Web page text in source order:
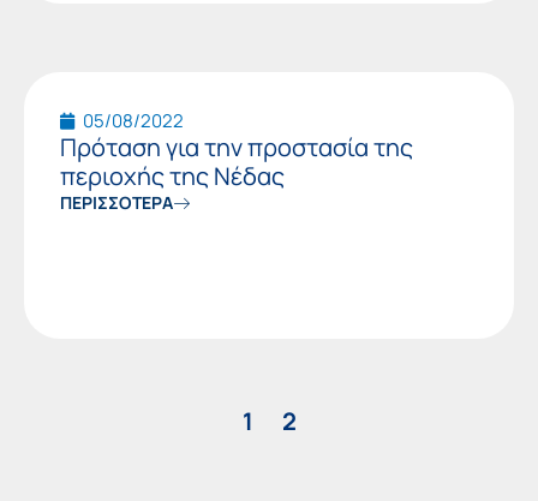
05/08/2022
Πρόταση για την προστασία της
περιοχής της Νέδας
ΠΕΡΙΣΣΟΤΕΡΑ
1 2